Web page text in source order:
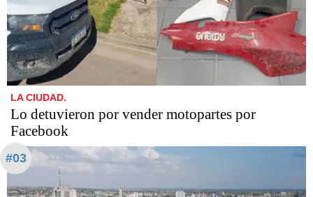
LA CIUDAD.
Lo detuvieron por vender motopartes por
Facebook
#03